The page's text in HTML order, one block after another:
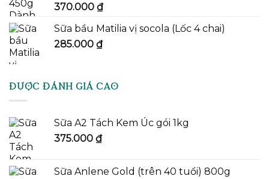
370.000 ₫
Sữa bầu Matilia vị socola (Lốc 4 chai)
285.000 ₫
ĐƯỢC ĐÁNH GIÁ CAO
Sữa A2 Tách Kem Úc gói 1kg
375.000 ₫
Sữa Anlene Gold (trên 40 tuổi) 800g